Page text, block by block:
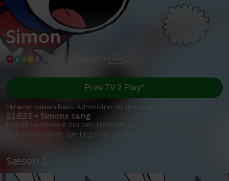
Simon
•
S1:E23 • Simons sang
Fransk børneserie om den tjekkede, lille superkanin Simon, som
hele tiden prøver nye ting som for eksempel at
Prøv TV 2 Play*
*Kræver pakken Basis. Administrer dit abonnement på Mit TV 2.
Sæson 1